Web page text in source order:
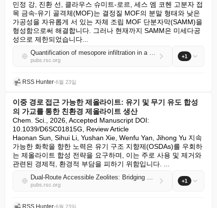
민정 강, 진환 선, 클라우스 슈미트-로르, 세스 엠 코헨 고분자 접
목 금속-유기 골격체(MOF)는 결정질 MOF의 분말 형태와 낮은
가공성을 자유롭게 서 있는 자체 조립 MOF 단분자막(SAMM)을
형성함으로써 해결합니다. 그러나 현재까지 SAMM은 미세다공
성으로 제한되었습니다...
Quantification of mesopore infiltration in a polymer-grafted metal-organic framework
pubs.rsc.org
+1
RSS Hunter•6월 23일
이중 경로 접근 가능한 제올라이트: 유기 및 무기 유도 합성
의 가교를 통한 친환경 제올라이트 생산
Chem. Sci., 2026, Accepted Manuscript DOI:
10.1039/D6SC01815G, Review Article
Haonan Sun, Sihui Li, Yushan Xie, Wenfu Yan, Jihong Yu 지속
가능한 화학을 향한 노력은 유기 구조 지향제(OSDAs)를 우회하
는 제올라이트 합성 전략을 요구하며, 이는 주로 사용 및 제거와
관련된 경제적, 환경적 부담을 피하기 위함입니다. ...
Dual-Route Accessible Zeolites: Bridging Organic- and Inorganic-Directed Syntheses toward Greener Zeolite Production
pubs.rsc.org
+1
RSS Hunter•6월 23일